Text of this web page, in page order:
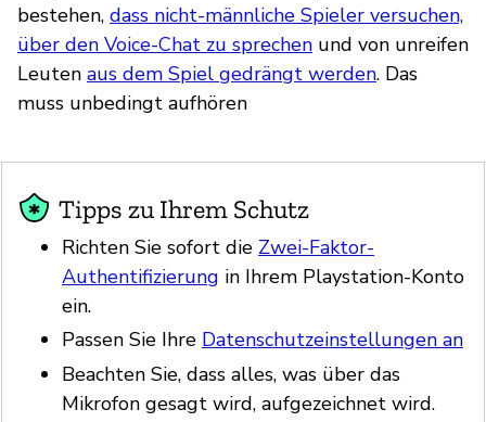
bestehen, dass nicht-männliche Spieler versuchen,
über den Voice-Chat zu sprechen und von unreifen
Leuten aus dem Spiel gedrängt werden. Das
muss unbedingt aufhören
Tipps zu Ihrem Schutz
Richten Sie sofort die Zwei-Faktor-
Authentifizierung in Ihrem Playstation-Konto
ein.
Passen Sie Ihre Datenschutzeinstellungen an
Beachten Sie, dass alles, was über das
Mikrofon gesagt wird, aufgezeichnet wird.